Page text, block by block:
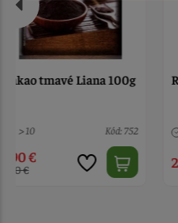
Rolls mix Liana 500g
Kód: 1604
2,60 €